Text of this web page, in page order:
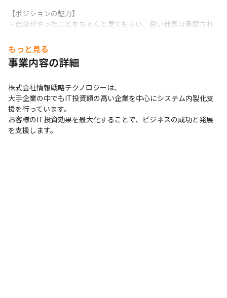
【ポジションの魅力】
・自身がやったことをちゃんと見てもらい、良い仕事は承認され
また能力に見合った評価や報酬を得ることができ、モチベーシ
ョン高く働けます。
・ビジネス的にも影響力の大きいプロジェクトに関われます。
あり、
インパクトの大きいサービスを、顧客と一緒に育てていく充実
感を持てます。
・技術力に裏打ちされた「DX推進力」を身につけることができま
す。
もっと見る
事業内容の詳細
株式会社情報戦略テクノロジーは、
大手企業の中でもIT投資額の高い企業を中心にシステム内製化支
援を行っています。
お客様のIT投資効果を最大化することで、ビジネスの成功と発展
を支援します。